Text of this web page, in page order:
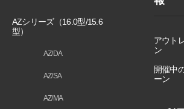
AZシリーズ（16.0型/15.6
型）
AZ/DA
AZ/SA
AZ/MA
アウト
ン
開催中
ーン